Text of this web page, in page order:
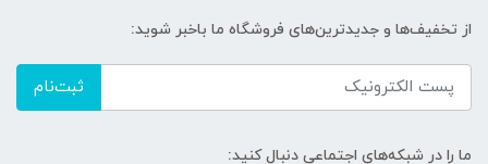
از تخفیف‌ها و جدیدترین‌های فروشگاه ما باخبر شوید:
ثبت‌نام
ما را در شبکه‌های اجتماعی دنبال کنید: